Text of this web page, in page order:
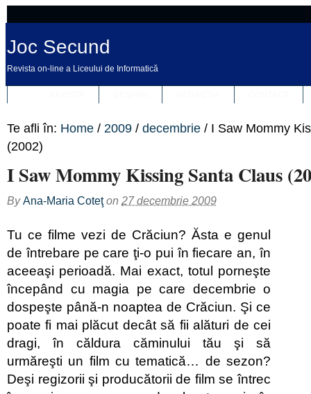
Joc Secund
Revista on-line a Liceului de Informatică
Te afli în: Home / 2009 / decembrie / I Saw Mommy
(2002)
I Saw Mommy Kissing Santa Claus
By Ana-Maria Coteţon 27 decembrie 2009
Tu ce filme vezi de Crăciun? Ăsta e genul
de întrebare pe care ţi-o pui în fiecare an, în
aceeaşi perioadă. Mai exact, totul porneşte
începând cu magia pe care decembrie o
dospeşte până-n noaptea de Crăciun. Şi ce
poate fi mai plăcut decât să fii alături de cei
dragi, în căldura căminului tău şi să
urmăreşti un film cu tematică… de sezon?
Deşi regizorii şi producătorii de film se întrec